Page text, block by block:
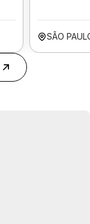
SÃO